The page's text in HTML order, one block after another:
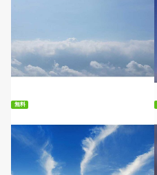
無料ダウンロード
無料